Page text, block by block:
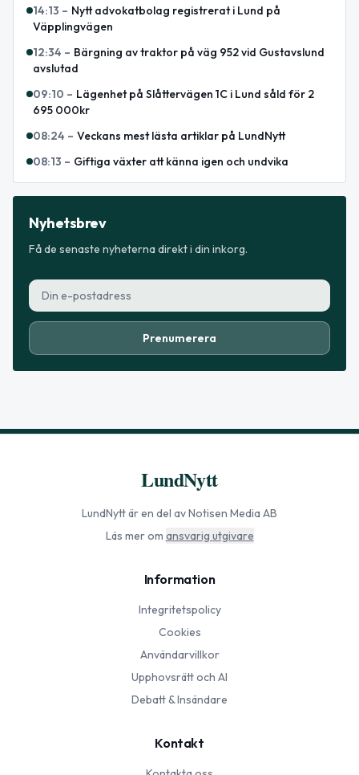
14:13 – Nytt advokatbolag registrerat i Lund på
Väpplingvägen
12:34 – Bärgning av traktor på väg 952 vid Gustavslund
avslutad
09:10 – Lägenhet på Slåttervägen 1C i Lund såld för 2
695 000kr
08:24 – Veckans mest lästa artiklar på LundNytt
08:13 – Giftiga växter att känna igen och undvika
Nyhetsbrev
Få de senaste nyheterna direkt i din inkorg.
Prenumerera
LundNytt
LundNyttär en del av Notisen Media AB
Läs mer om ansvarig utgivare
Information
Integritetspolicy
Cookies
Användarvillkor
Upphovsrätt och AI
Debatt & Insändare
Kontakt